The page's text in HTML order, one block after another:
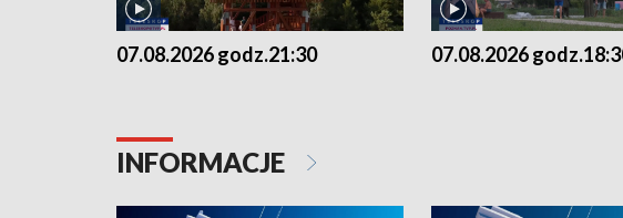
07.08.2026 godz.21:30 07.08.2026
INFORMACJE